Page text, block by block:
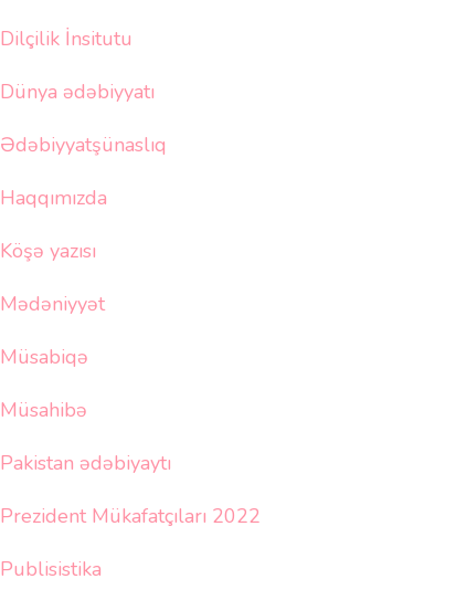
Dilçilik İnsitutu
Dünya ədəbiyyatı
Ədəbiyyatşünaslıq
Haqqımızda
Köşə yazısı
Mədəniyyət
Müsabiqə
Müsahibə
Pakistan ədəbiyaytı
Prezident Mükafatçıları 2022
Publisistika